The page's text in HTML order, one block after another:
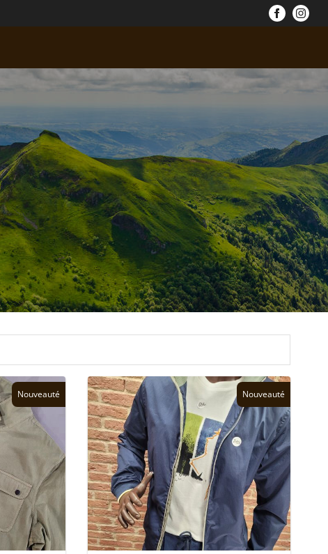
Nouveauté Nouveauté